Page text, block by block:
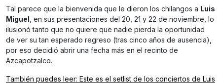
Tal parece que la bienvenida que le dieron los chilangos a Luis
Miguel , en sus presentaciones del 20, 21 y 22 de noviembre, lo
ilusionó tanto que no quiere que nadie pierda la oportunidad
de ver su tan esperado regreso (tras cinco años de ausencia),
por eso decidió abrir una fecha más en el recinto de
Azcapotzalco.
También puedes leer: Este es el setlist de los conciertos de Luis